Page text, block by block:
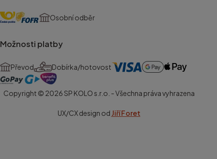
Osobní odběr
Možnosti platby
Převod Dobírka/hotovost
Copyright © 2026 SP KOLO s.r.o. - Všechna práva vyhrazena
UX/CX design od Jiří Foret